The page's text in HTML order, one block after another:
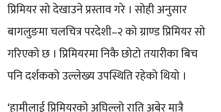
प्रिमियर सो देखाउने प्रस्ताव गरे । सोही अनुसार
बागलुङमा चलचित्र परदेशी–२ को ग्राण्ड प्रिमियर सो
गरिएको छ । प्रिमियरमा निकै छोटो तयारीका बिच
पनि दर्शकको उल्लेख्य उपस्थिति रहेको थियो ।
‘हामीलाई प्रिमियरको अघिल्लो राति अबेर मात्रै